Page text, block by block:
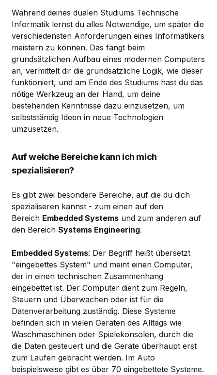
Während deines dualen Studiums Technische
Informatik lernst du alles Notwendige, um später die
verschiedensten Anforderungen eines Informatikers
meistern zu können. Das fängt beim
grundsätzlichen Aufbau eines modernen Computers
an, vermittelt dir die grundsätzliche Logik, wie dieser
funktioniert, und am Ende des Studiums hast du das
nötige Werkzeug an der Hand, um deine
bestehenden Kenntnisse dazu einzusetzen, um
selbstständig Ideen in neue Technologien
umzusetzen.
Auf welche Bereiche kann ich mich
spezialisieren?
Es gibt zwei besondere Bereiche, auf die du dich
spezialiseren kannst - zum einen auf den
Bereich Embedded Systems und zum anderen auf
den Bereich Systems Engineering.
Embedded Systems: Der Begriff heißt übersetzt
"eingebettes System" und meint einen Computer,
der in einen technischen Zusammenhang
eingebettet ist. Der Computer dient zum Regeln,
Steuern und Überwachen oder ist für die
Datenverarbeitung zuständig. Diese Systeme
befinden sich in vielen Geräten des Alltags wie
Waschmaschinen oder Spielekonsolen, durch die
die Daten gesteuert und die Geräte überhaupt erst
zum Laufen gebracht werden. Im Auto
beispielsweise gibt es über 70 eingebettete Systeme.